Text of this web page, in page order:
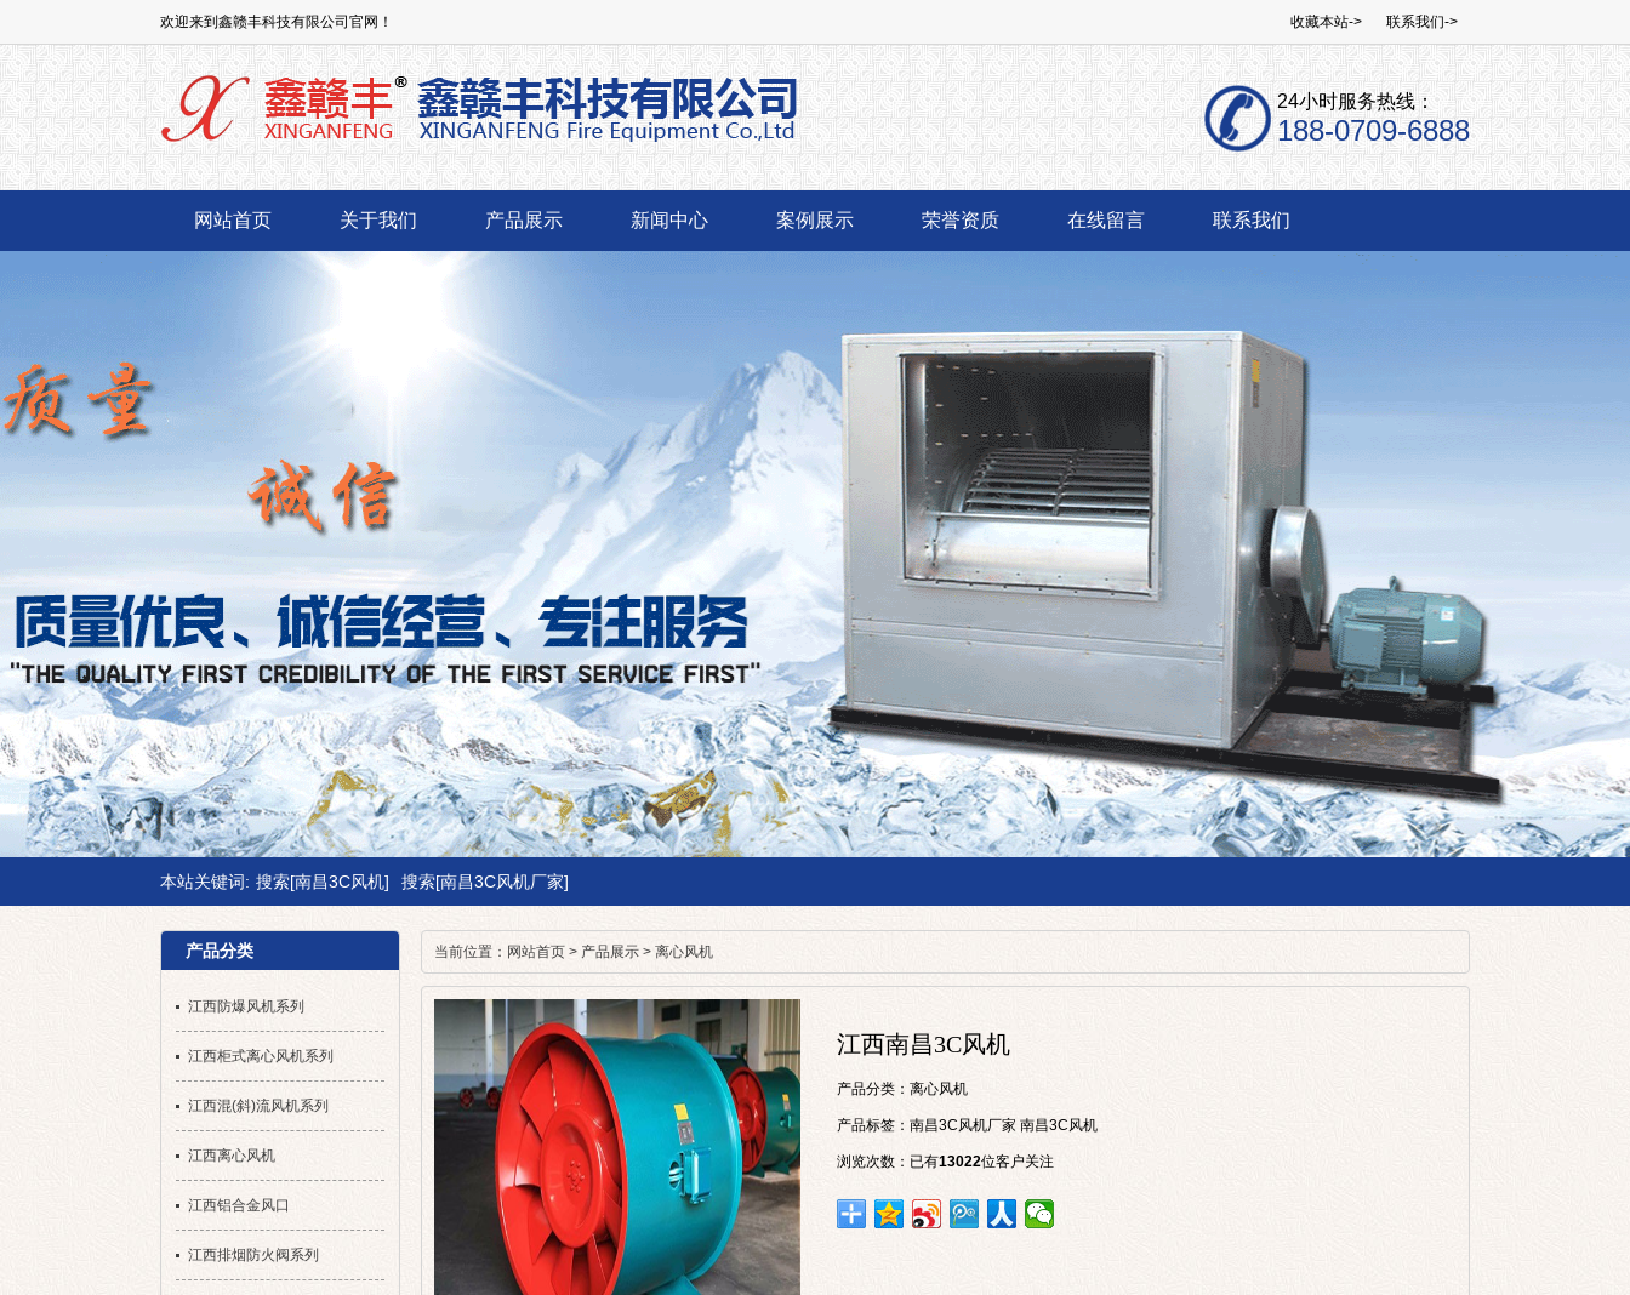
收藏本站-> 联系我们->
欢迎来到鑫赣丰科技有限公司官网！
24小时服务热线：
188-0709-6888
网站首页 关于我们 产品展示 新闻中心 案例展示 荣誉资质 在线留言 联系我们
本站关键词: 搜索[南昌3C风机] 搜索[南昌3C风机厂家]
当前位置： 网站首页 > 产品展示 > 离心风机
江西南昌3C风机
产品分类： 离心风机
产品标签： 南昌3C风机厂家 南昌3C风机
浏览次数： 已有13022位客户关注
产品分类
江西防爆风机系列
江西柜式离心风机系列
江西混(斜)流风机系列
江西离心风机
江西铝合金风口
江西排烟防火阀系列